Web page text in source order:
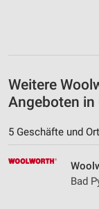
Weitere
Angeboten
5 Geschäfte und
Bad